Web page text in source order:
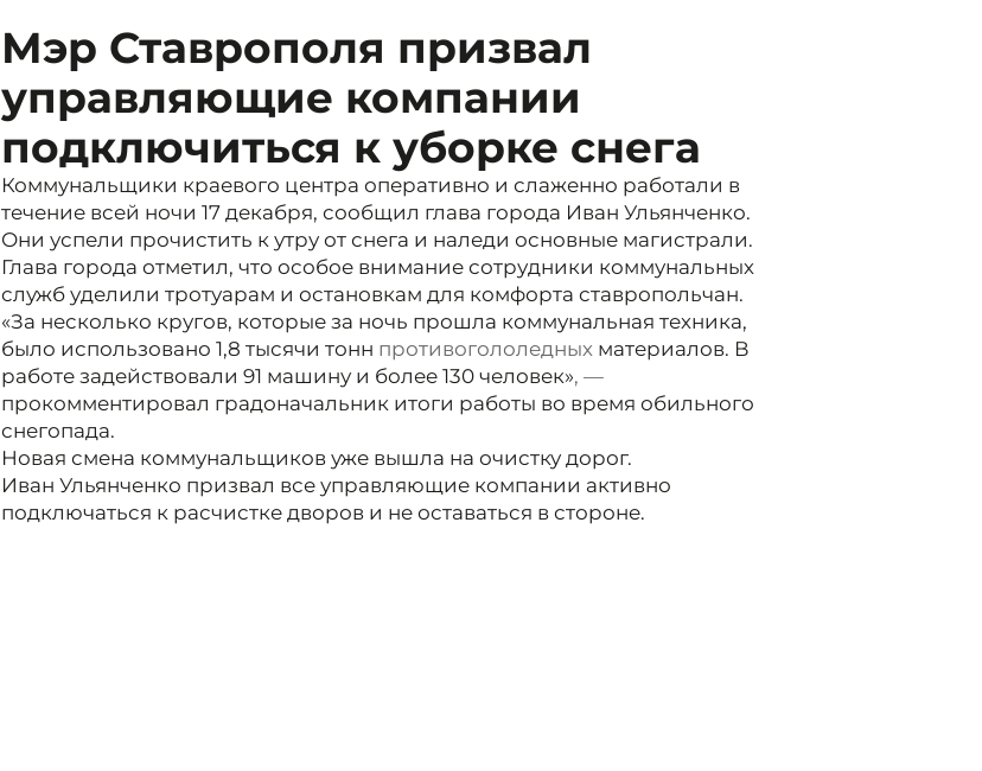
Мэр Ставрополя призвал
управляющие компании
подключиться к уборке снега
Коммунальщики краевого центра оперативно и слаженно работали в
течение всей ночи 17 декабря, сообщил глава города Иван Ульянченко.
Они успели прочистить к утру от снега и наледи основные магистрали.
Глава города отметил, что особое внимание сотрудники коммунальных
служб уделили тротуарам и остановкам для комфорта ставропольчан.
«За несколько кругов, которые за ночь прошла коммунальная техника,
было использовано 1,8 тысячи тонн противогололедных материалов. В
работе задействовали 91 машину и более 130 человек», —
прокомментировал градоначальник итоги работы во время обильного
снегопада.
Новая смена коммунальщиков уже вышла на очистку дорог.
Иван Ульянченко призвал все управляющие компании активно
подключаться к расчистке дворов и не оставаться в стороне.